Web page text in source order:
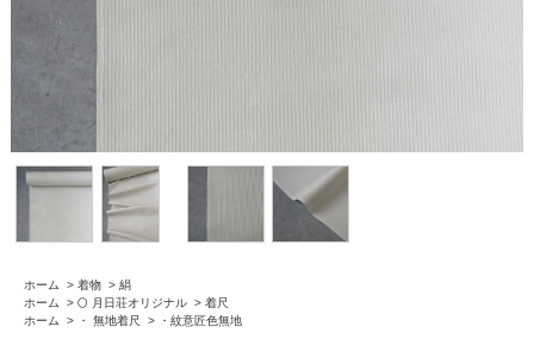
ホーム > 着物 > 絹
ホーム
> 🌕 月日荘オリジナル > 着尺
ホーム
> ・ 無地着尺 > ・紋意匠色無地